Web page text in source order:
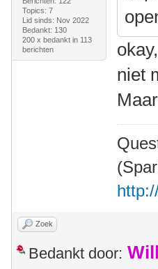
Topics: 7
Lid sinds: Nov 2022
Bedankt: 130
200 x bedankt in 113
berichten
niet
Zoek
Bedankt door: